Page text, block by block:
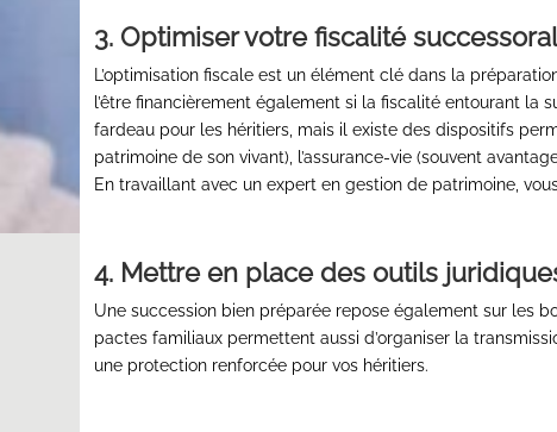
3. Optimiser votre fiscalité
L’optimisation fiscale est un élément clé dans la
l’être financièrement également si la fiscalité entourant la
fardeau pour les héritiers, mais il existe des dispositifs
patrimoine de son vivant), l’assurance-vie (souvent
En travaillant avec un expert en gestion de patrimoine,
4. Mettre en place des outils
Une succession bien préparée repose également sur les
pactes familiaux permettent aussi d’organiser la
une protection renforcée pour vos héritiers.